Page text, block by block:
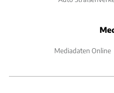
Mediadaten Online